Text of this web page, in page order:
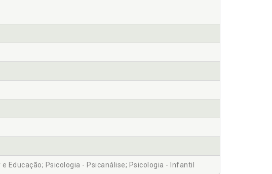
Educação; Psicologia - Psicanálise; Psicologia - Infantil